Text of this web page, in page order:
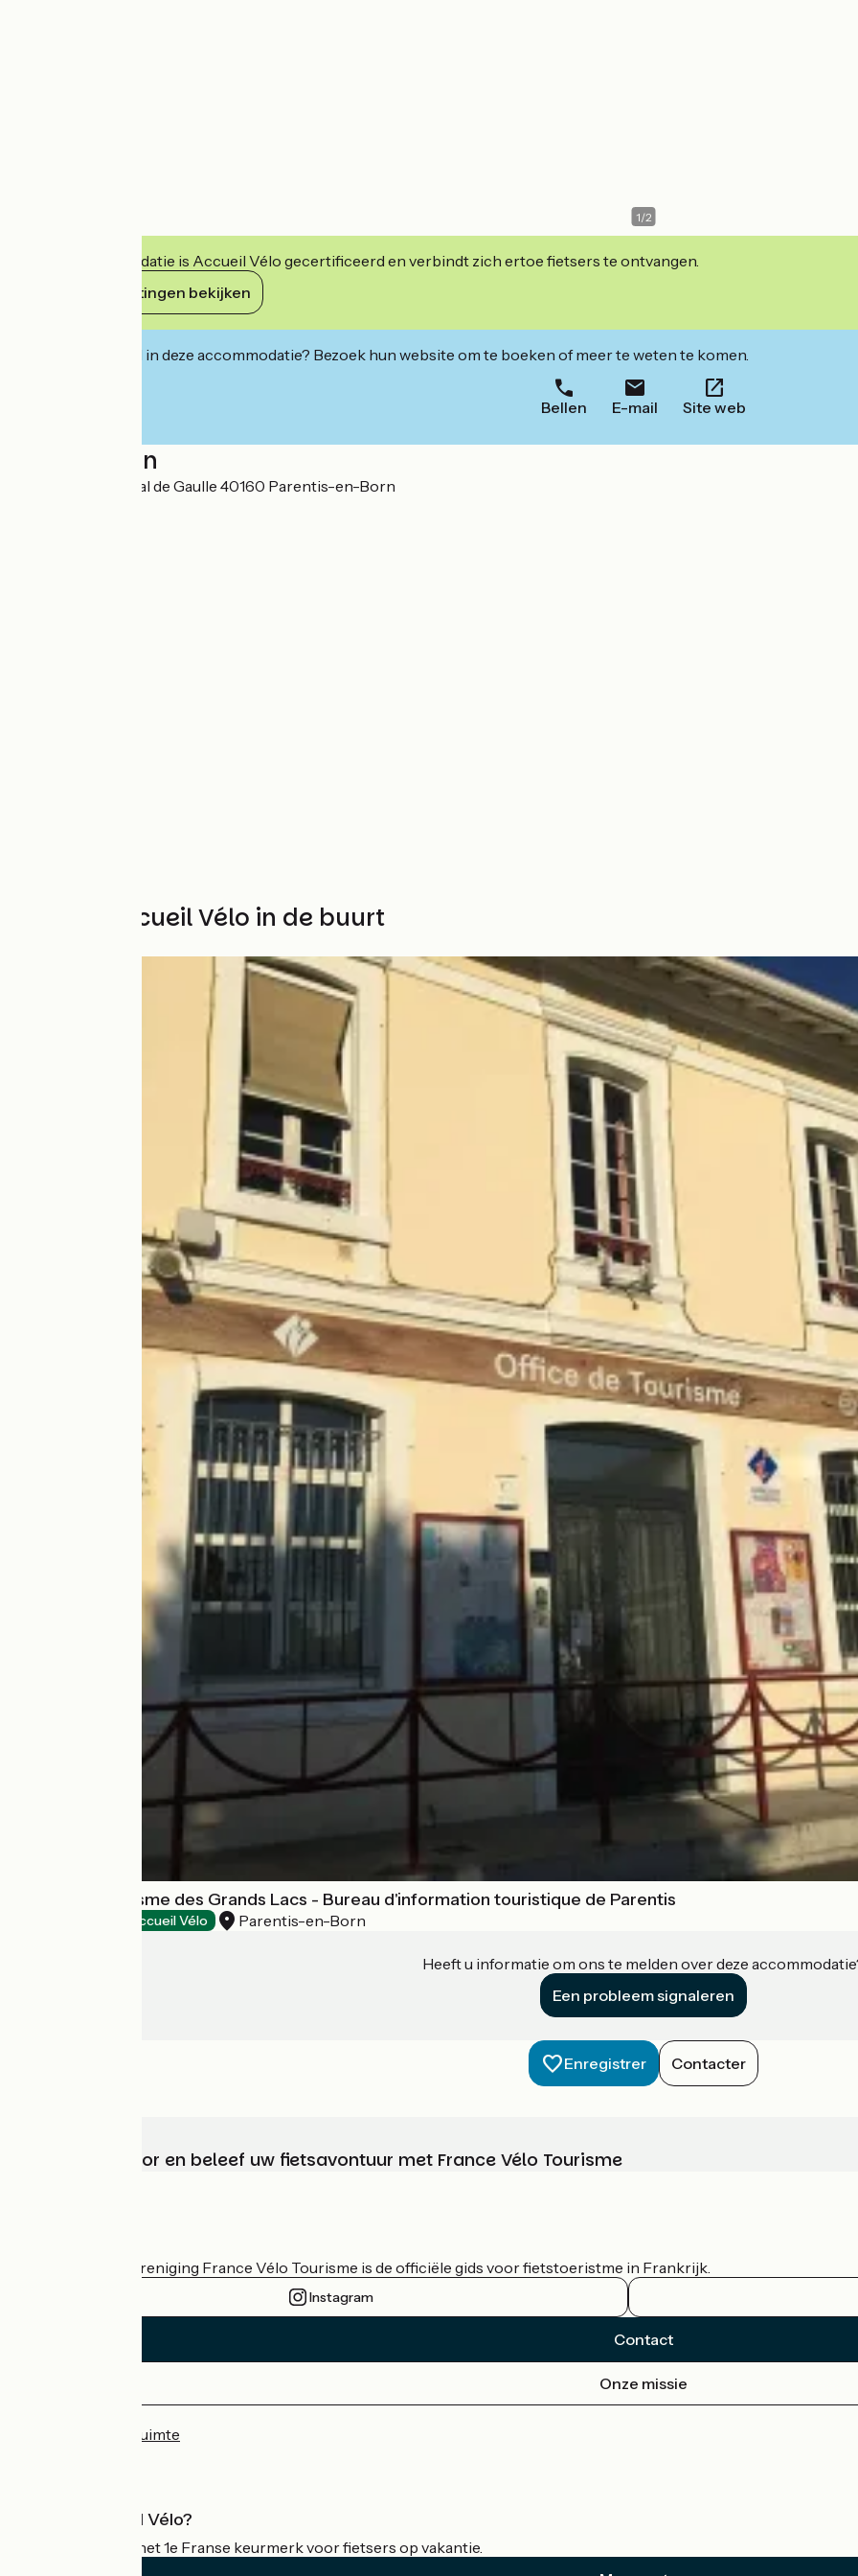
1/2
Deze accommodatie is Accueil Vélo gecertificeerd en verbindt zich ertoe fietsers te ontvangen.
Haar verplichtingen bekijken
Geïnteresseerd in deze accommodatie? Bezoek hun website om te boeken of meer te weten te komen.
Bellen E-mail Site web
Localisation
41 Place du Général de Gaulle 40160 Parentis-en-Born
Andere Accueil Vélo in de buurt
Office de Tourisme des Grands Lacs - Bureau d'information touristique de Parentis
Accueil Vélo Parentis-en-Born
Heeft u informatie om ons te melden over deze
Een probleem signaleren
Enregistrer Contacter
Kies, bereid voor en beleef uw fietsavontuur met France Vélo Tourisme
De nationale vereniging France Vélo Tourisme is de officiële gids voor fietstoeristme in Frankrijk.
Instagram
Contact
Onze missie
Professionele ruimte
Wat is Accueil Vélo?
Accueil Vélo is het 1e Franse keurmerk voor fietsers op vakantie.